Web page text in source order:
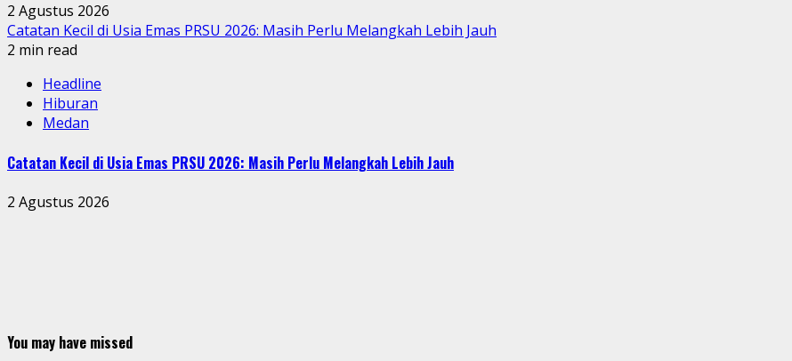
2 Agustus 2026
Catatan Kecil di Usia Emas PRSU 2026: Masih Perlu Melangkah Lebih Jauh
2 min read
Headline
Hiburan
Medan
Catatan Kecil di Usia Emas PRSU 2026: Masih Perlu Melangkah Lebih Jauh
2 Agustus 2026
You may have missed